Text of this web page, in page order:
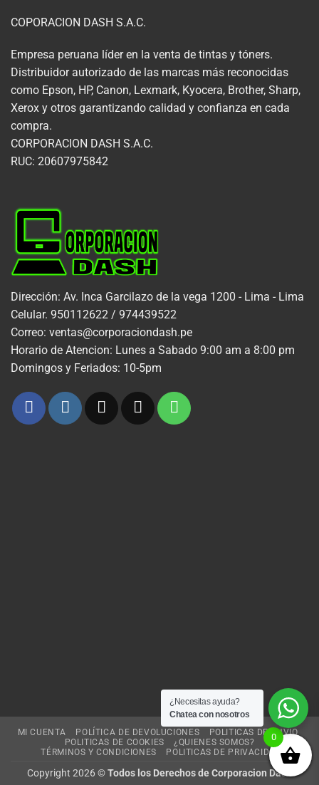
COPORACION DASH S.A.C.
Empresa peruana líder en la venta de tintas y tóners.
Distribuidor autorizado de las marcas más reconocidas
como Epson, HP, Canon, Lexmark, Kyocera, Brother, Sharp,
Xerox y otros garantizando calidad y confianza en cada
compra.
CORPORACION DASH S.A.C.
RUC: 20607975842
Dirección: Av. Inca Garcilazo de la vega 1200 - Lima - Lima
Celular. 950112622 / 974439522
Correo: ventas@corporaciondash.pe
Horario de Atencion: Lunes a Sabado 9:00 am a 8:00 pm
Domingos y Feriados: 10-5pm
MI CUENTA POLÍTICA DE DEVOLUCIONES
POLITICAS DE ENVIO
POLITICAS DE COOKIES
¿QUIENES SOMOS?
TÉRMINOS Y CONDICIONES
POLITICAS DE PRIVACIDAD
Copyright 2026 ©Todos los Derechos de Corporacion Dash
¿Necesitas ayuda?
Chatea con nosotros
0